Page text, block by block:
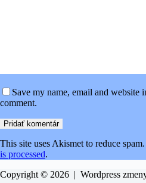
Save my name, email and
comment.
Pridať komentár
This site uses Akismet to reduce spam.
is processed.
Copyright © 2026 | Wordpress